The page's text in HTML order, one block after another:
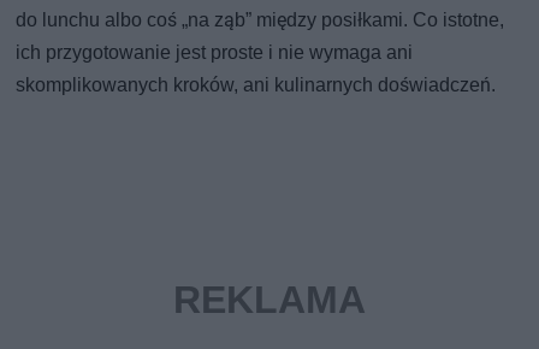
do lunchu albo coś „na ząb” między posiłkami. Co istotne,
ich przygotowanie jest proste i nie wymaga ani
skomplikowanych kroków, ani kulinarnych doświadczeń.